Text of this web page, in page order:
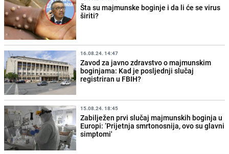
Šta su majmunske boginje i da li će se virus
širiti?
16.08.24. 14:47
Zavod za javno zdravstvo o majmunskim
boginjama: Kad je posljednji slučaj
registriran u FBIH?
15.08.24. 18:45
Zabilježen prvi slučaj majmunskih boginja u
Europi: ‘Prijetnja smrtonosnija, ovo su glavni
simptomi'